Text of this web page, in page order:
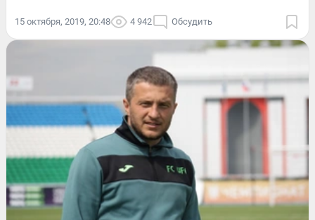
15 октября, 2019, 20:48 4 942 Обсудить